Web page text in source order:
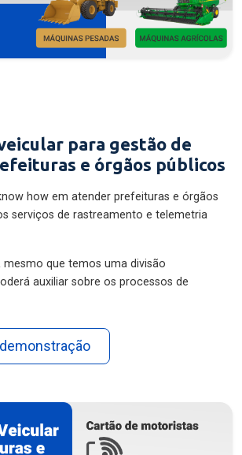
para gestão de
e órgãos públicos
how em atender prefeituras e órgãos
serviços de rastreamento e telemetria
que temos uma divisão
auxiliar sobre os processos de